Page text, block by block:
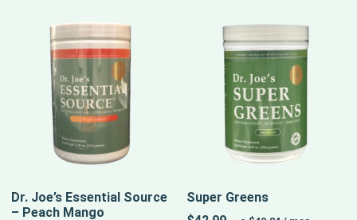
Dr. Joe’s Essential Source
– Peach Mango
Super Greens